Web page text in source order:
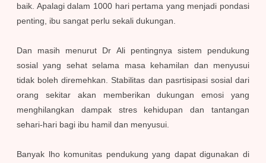
baik. Apalagi dalam 1000 hari pertama yang menjadi pondasi
penting, ibu sangat perlu sekali dukungan.
Dan masih menurut Dr Ali pentingnya sistem pendukung
sosial yang sehat selama masa kehamilan dan menyusui
tidak boleh diremehkan. Stabilitas dan pasrtisipasi sosial dari
orang sekitar akan memberikan dukungan emosi yang
menghilangkan dampak stres kehidupan dan tantangan
sehari-hari bagi ibu hamil dan menyusui.
Banyak lho komunitas pendukung yang dapat digunakan di